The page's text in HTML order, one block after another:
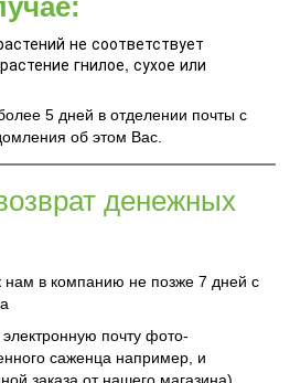
не соответствует
гнилое, сухое или
5 дней в отделении почты с
об этом Вас.
денежных
нам в компанию не позже 7 дней с
почту фото-
саженца например, и